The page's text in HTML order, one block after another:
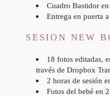
Cuadro Bastidor
Entrega en puerta
SESION NEW
18 fotos editadas,
través de Dropbox
2 horas de sesión
Fotos del bebé en